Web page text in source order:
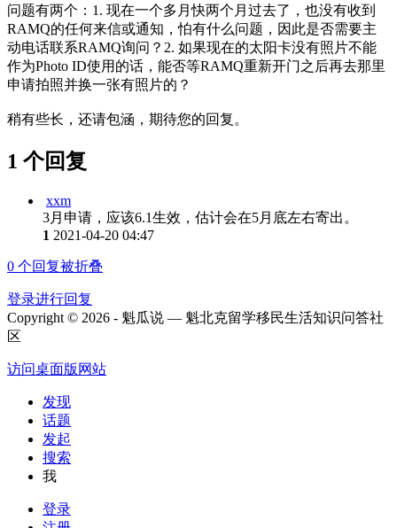
问题有两个：1. 现在一个多月快两个月过去了，也没有收到
RAMQ的任何来信或通知，怕有什么问题，因此是否需要主
动电话联系RAMQ询问？2. 如果现在的太阳卡没有照片不能
作为Photo ID使用的话，能否等RAMQ重新开门之后再去那里
申请拍照并换一张有照片的？
稍有些长，还请包涵，期待您的回复。
1 个回复
xxm
3月申请，应该6.1生效，估计会在5月底左右寄出。
1 2021-04-20 04:47
0 个回复被折叠
登录进行回复
Copyright © 2026 - 魁瓜说 — 魁北克留学移民生活知识问答社
区
访问桌面版网站
发现
话题
发起
搜索
我
登录